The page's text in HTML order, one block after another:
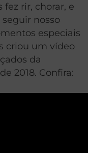
rir, chorar, e
nosso
especiais
criou um vídeo
da
2018. Confira: